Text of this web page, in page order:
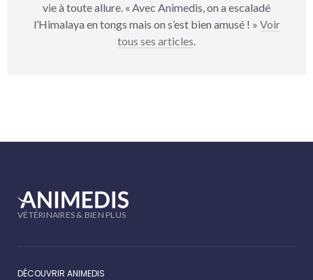
vie à toute allure. « Avec Animedis, on a escaladé
l’Himalaya en tongs mais on s’est bien amusé ! » Voir
tous ses articles.
VÉTÉRINAIRES & BIEN PLUS
DÉCOUVRIR ANIMEDIS